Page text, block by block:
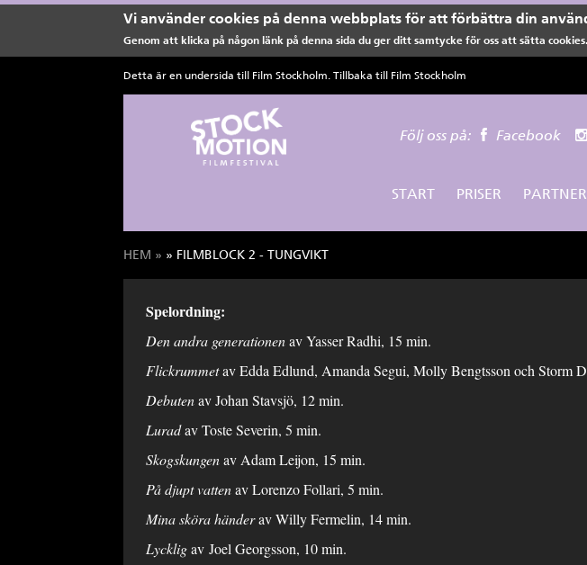
Vi använder cookies på denna webbplats för att förbättra din
Genom att klicka på någon länk på denna sida du ger ditt samtycke för oss att sätta cookies.
Detta är en undersida till Film Stockholm. Tillbaka till Film Stockholm
Följ oss på: Facebook
START PRISER
Du är här
HEM » » FILMBLOCK 2 - TUNGVIKT
Spelordning:
Den andra generationenav Yasser Radhi, 15 min.
Flickrummetav Edda Edlund, Amanda Segui, Molly Bengtsson och Storm
Debutenav Johan Stavsjö, 12 min.
Luradav Toste Severin, 5 min.
Skogskungenav Adam Leijon, 15 min.
På djupt vattenav Lorenzo Follari, 5 min.
Mina sköra händerav Willy Fermelin, 14 min.
Lyckligav Joel Georgsson, 10 min.